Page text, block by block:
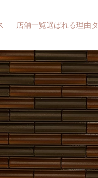
店舗一覧選ばれる理由